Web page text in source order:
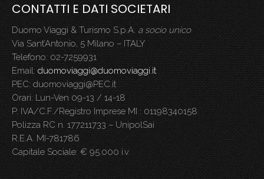
CONTATTI E DATI SOCIETARI
Duomo Viaggi & Turismo S.p.A.a socio unico
Via Sant’Antonio, 5 Milano – ITALY
Telefono: 02-7259931
Email:duomoviaggi@duomoviaggi.it
PEC: duomoviaggi@PEC.it
Orari: Lun-Ven 09-13 / 14-18
P. IVA/C.F./Registro Imprese MI : 01198340158
Polizza RC n. 177211733 – UnipolSai
R.E.A. MI-781786
Capitale Sociale: € 95.000 i.v.